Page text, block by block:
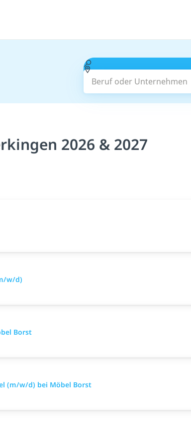
Beruf oder Unternehmen
2026 & 2027
w/d)
Borst
(m/w/d) bei Möbel Borst